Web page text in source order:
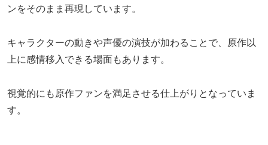
ンをそのまま再現しています。
キャラクターの動きや声優の演技が加わることで、原作以
上に感情移入できる場面もあります。
視覚的にも原作ファンを満足させる仕上がりとなっていま
す。